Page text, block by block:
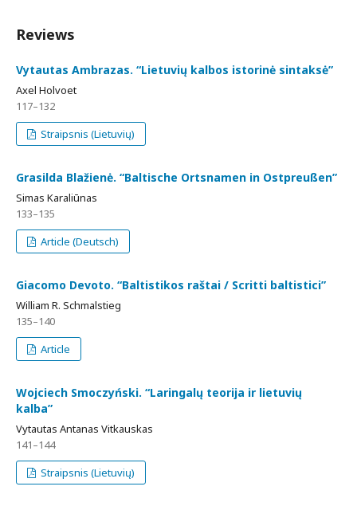
Reviews
Vytautas Ambrazas. “Lietuvių kalbos istorinė sintaksė”
Axel Holvoet
117–132
Straipsnis (Lietuvių)
Grasilda Blažienė. “Baltische Ortsnamen in Ostpreußen”
Simas Karaliūnas
133–135
Article (Deutsch)
Giacomo Devoto. “Baltistikos raštai / Scritti baltistici”
William R. Schmalstieg
135–140
Article
Wojciech Smoczyński. “Laringalų teorija ir lietuvių
kalba”
Vytautas Antanas Vitkauskas
141–144
Straipsnis (Lietuvių)